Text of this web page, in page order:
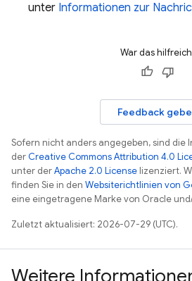
unter Informationen zur
War das
Feedback
Sofern nicht anders angegeben, sind die
derCreative Commons Attribution 4.0
unter derApache 2.0 License lizenziert.
finden Sie in den Websiterichtlinien von
eine eingetragene Marke von Oracle
Zuletzt aktualisiert: 2026-07-29 (UTC).
Weitere